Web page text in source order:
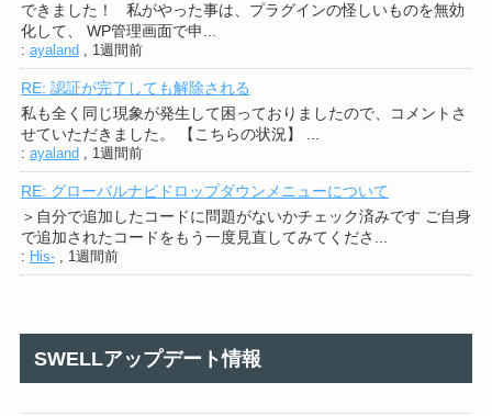
できました！ 私がやった事は、プラグインの怪しいものを無効
化して、 WP管理画面で申...
: ayaland , 1週間前
RE: 認証が完了しても解除される
私も全く同じ現象が発生して困っておりましたので、コメントさ
せていただきました。 【こちらの状況】 ...
: ayaland , 1週間前
RE: グローバルナビドロップダウンメニューについて
＞自分で追加したコードに問題がないかチェック済みです ご自身
で追加されたコードをもう一度見直してみてくださ...
: His-, 1週間前
SWELLアップデート情報